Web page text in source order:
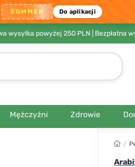
SUMMER Do aplikacji
wysyłka powyżej 250 PLN | Bezpłatna
Mężczyźni Zdrowie
/